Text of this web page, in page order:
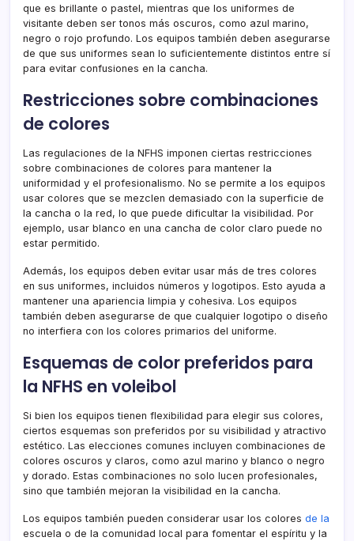
que es brillante o pastel, mientras que los uniformes de
visitante deben ser tonos más oscuros, como azul marino,
negro o rojo profundo. Los equipos también deben asegurarse
de que sus uniformes sean lo suficientemente distintos entre sí
para evitar confusiones en la cancha.
Restricciones sobre combinaciones
de colores
Las regulaciones de la NFHS imponen ciertas restricciones
sobre combinaciones de colores para mantener la
uniformidad y el profesionalismo. No se permite a los equipos
usar colores que se mezclen demasiado con la superficie de
la cancha o la red, lo que puede dificultar la visibilidad. Por
ejemplo, usar blanco en una cancha de color claro puede no
estar permitido.
Además, los equipos deben evitar usar más de tres colores
en sus uniformes, incluidos números y logotipos. Esto ayuda a
mantener una apariencia limpia y cohesiva. Los equipos
también deben asegurarse de que cualquier logotipo o diseño
no interfiera con los colores primarios del uniforme.
Esquemas de color preferidos para
la NFHS en voleibol
Si bien los equipos tienen flexibilidad para elegir sus colores,
ciertos esquemas son preferidos por su visibilidad y atractivo
estético. Las elecciones comunes incluyen combinaciones de
colores oscuros y claros, como azul marino y blanco o negro
y dorado. Estas combinaciones no solo lucen profesionales,
sino que también mejoran la visibilidad en la cancha.
Los equipos también pueden considerar usar los colores de la
escuela o de la comunidad local para fomentar el espíritu y la